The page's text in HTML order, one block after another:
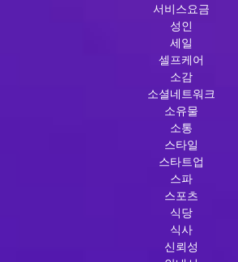
서비스요금
성인
세일
셀프케어
소감
소셜네트워크
소유물
소통
스타일
스타트업
스파
스포츠
식당
식사
신뢰성